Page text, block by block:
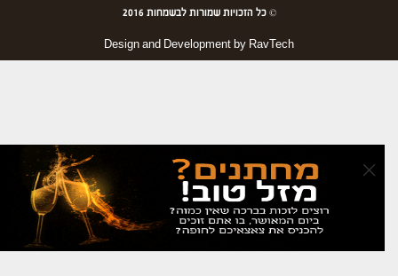
×
© כל הזכויות שמורות לבשמחות 2016
Design and Development by RavTech